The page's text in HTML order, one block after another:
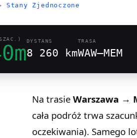
Stany Zjednoczone
DYSTANS
8 260 km
TRASA
WAW–MEM
Na trasie Warszawa →
cała podróż trwa
oczekiwania). Samego